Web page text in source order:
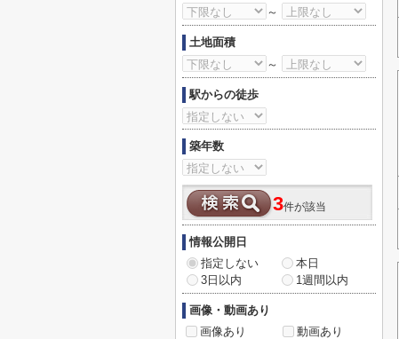
～
土地面積
～
駅からの徒歩
築年数
3件が該当
情報公開日
指定しない
本日
3日以内
1週間以内
画像・動画あり
画像あり
動画あり